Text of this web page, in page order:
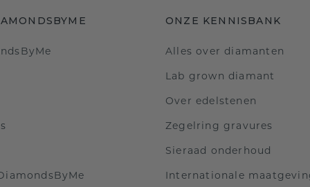
ONZE KENNISBANK
Alles over diamanten
Lab grown diamant
Over edelstenen
Zegelring gravures
Sieraad onderhoud
Internationale